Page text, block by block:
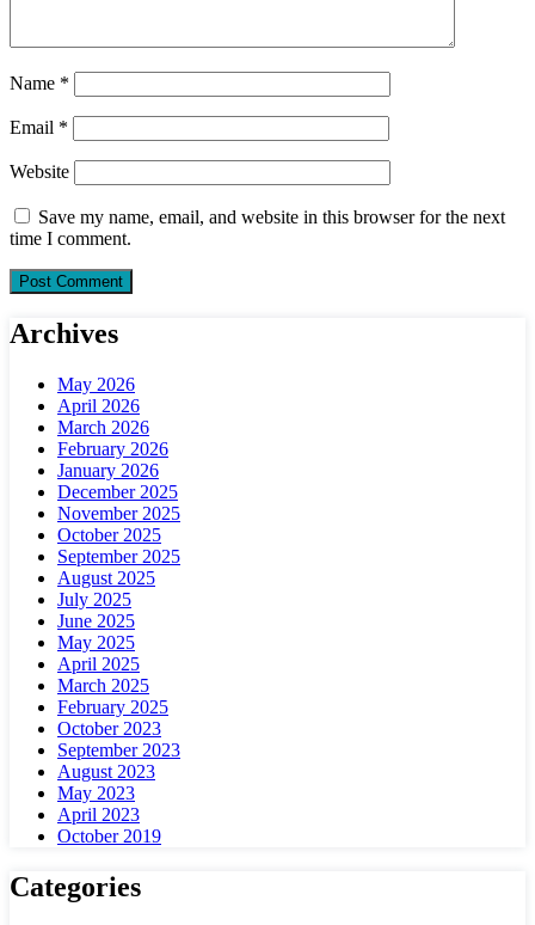
Name *
Email *
Website
Save my name, email, and website in this browser for the next
time I comment.
Archives
May 2026
April 2026
March 2026
February 2026
January 2026
December 2025
November 2025
October 2025
September 2025
August 2025
July 2025
June 2025
May 2025
April 2025
March 2025
February 2025
October 2023
September 2023
August 2023
May 2023
April 2023
October 2019
Categories